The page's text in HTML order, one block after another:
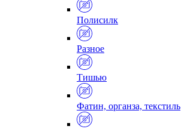
Полисилк
Разное
Тишью
Фатин, органза, текстиль